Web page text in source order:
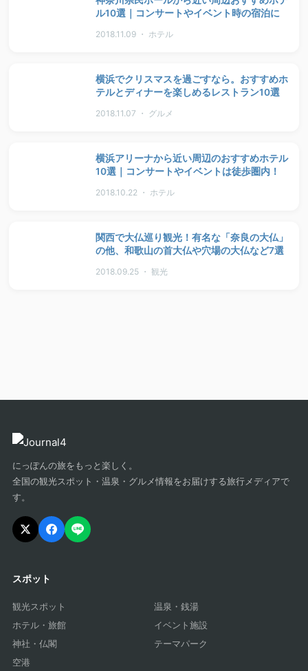
ル10選｜コンサートやイベント時の宿泊に
2018.11.09 ・ ホテル
横浜でクリスマスを過ごすなら。おすすめホ
テルとディナーを楽しめるレストラン10選
2018.11.07 ・ グルメ
横浜アリーナから近い周辺のおすすめホテル
10選｜コンサートやイベントは徒歩圏内！
2018.10.22 ・ ホテル
関西で大仏巡り観光！有名な「奈良の大仏」
の他、和歌山の首大仏や穴場の大仏など7選
2018.09.25 ・ 観光
にっぽんの旅をもっと楽しく。
全国の観光スポット・温泉・グルメ情報をお届けする旅行メディアで
す。
スポット
観光スポット
温泉・銭湯
ホテル・旅館
イベント施設
神社・仏閣
テーマパーク
空港